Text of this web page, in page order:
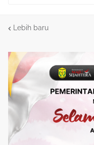
Lebih baru